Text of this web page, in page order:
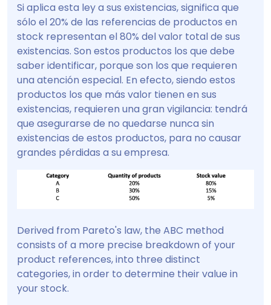
Si aplica esta ley a sus existencias, significa que
sólo el 20% de las referencias de productos en
stock representan el 80% del valor total de sus
existencias. Son estos productos los que debe
saber identificar, porque son los que requieren
una atención especial. En efecto, siendo estos
productos los que más valor tienen en sus
existencias, requieren una gran vigilancia: tendrá
que asegurarse de no quedarse nunca sin
existencias de estos productos, para no causar
grandes pérdidas a su empresa.
Derived from Pareto's law, the ABC method
consists of a more precise breakdown of your
product references, into three distinct
categories, in order to determine their value in
your stock.